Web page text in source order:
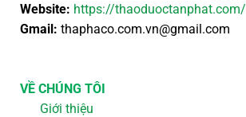
Website: https://thaoduoctanphat.com/
Gmail: thaphaco.com.vn@gmail.com
VỀ CHÚNG TÔI
Giới thiệu